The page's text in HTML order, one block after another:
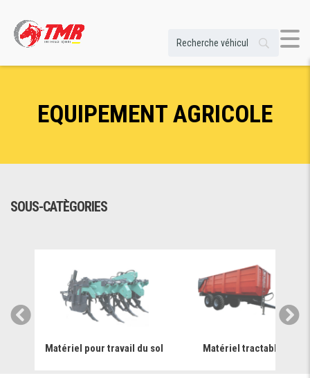
EQUIPEMENT AGRICOLE
SOUS-CATÈGORIES
Matériel pour travail du sol Matériel tractable